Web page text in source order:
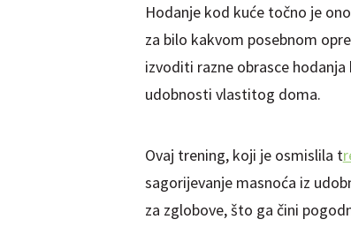
Hodanje kod kuće točno je
za bilo kakvom posebnom
izvoditi razne obrasce
udobnosti vlastitog doma.
Ovaj trening, koji je osmislila t
sagorijevanje masnoća iz
za zglobove, što ga čini